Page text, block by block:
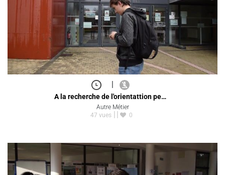
|
A la recherche de l'orientattion pe…
Autre Métier
47 vues
0